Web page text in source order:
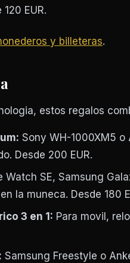
EUR.
y billeteras.
estos regalos
Sony WH-1000XM5 o
Desde 200 EUR.
Watch SE, Samsung
la muneca. Desde 180
3 en 1: Para movil,
Samsung Freestyle o